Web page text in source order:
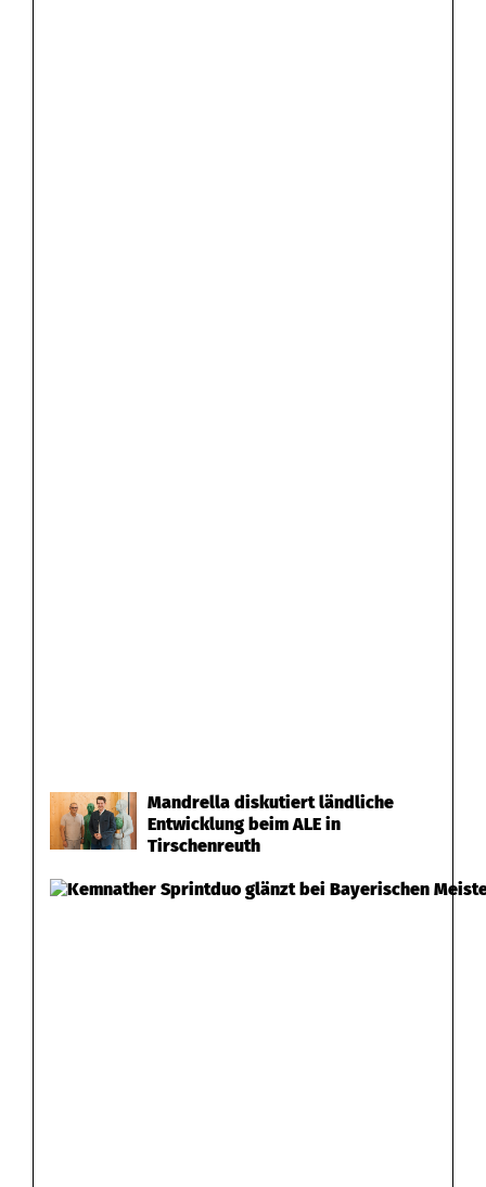
Mandrella diskutiert ländliche
Entwicklung beim ALE in
Tirschenreuth